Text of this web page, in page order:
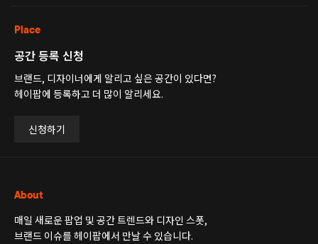
Place
공간 등록 신청
브랜드, 디자이너에게 알리고 싶은 공간이 있다면?
헤이팝에 등록하고 더 많이 알리세요.
신청하기
About
매일 새로운 팝업 및 공간 트렌드와 디자인 스폿,
브랜드 이슈를 헤이팝에서 만날 수 있습니다.